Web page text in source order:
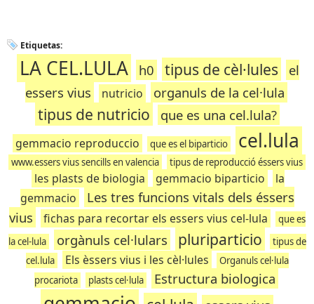
Etiquetas:
LA CEL.LULA h0 tipus de cèl·lules
el
essers vius
nutricio organuls de la cel·lula
tipus de nutricio que es una cel.lula?
gemmacio reproduccio que es el biparticio cel.lula
www.essers vius sencills en valencia tipus de reproducció éssers vius
les plasts de biologia gemmacio biparticio
la
gemmacio
Les tres funcions vitals dels éssers
vius
fichas para recortar els essers vius cel-lula
que es
la cel-lula
orgànuls cel·lulars pluriparticio
tipus de
cel.lula
Els èssers vius i les cèl·lules
Organuls cel·lula
procariota
plasts cel·lula Estructura biologica